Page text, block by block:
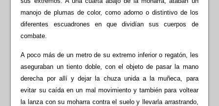
manojo de plumas de color, como adorno o distintivo de los
diferentes escuadrones en que dividían sus cuerpos de
combate.
A poco más de un metro de su extremo inferior o regatón, les
aseguraban un tiento doble, con el objeto de pasar la mano
derecha por allí y dejar la chuza unida a la muñeca, para
evitar su caída en un mal movimiento y también para voltear
la lanza con su moharra contra el suelo y llevarla arrastrando,